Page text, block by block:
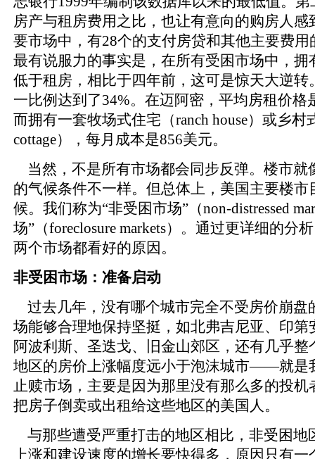
房产与租房费用之比，也让有意向的购房人感
要市场中，有28个的支付房贷和其他主要费用
最有说服力的事实是，在所有受困市场中，拥
低于租房，相比于四年前，这可是惊天大逆转
一比例达到了34%。在迈阿密，平均房租价格
而拥有一套牧场式住宅（ranch house）或乡村
cottage），每月成本是856美元。
当然，不是所有市场都会同步反弹。楼市就
的气候条件不一样。但总体上，美国主要楼市
候。我们称为“非受困市场”（non-distressed
场”（foreclosure markets）。通过更详细的分
两个市场都看好的原因。
非受困市场：准备启动
过去几年，没有哪个城市完全不受房价崩盘
场能够合理地保持坚挺，如北弗吉尼亚、印第
阿波利斯、圣迭戈、旧金山郊区，还有几乎整
地区的房价上涨幅度远小于泡沫城市——就是
止赎市场，主要是因为那里没有那么多的投机
把房子倒卖或出租给这些地区的美国人。
与那些遭受严重打击的地区相比，非受困地
上涨和建设速度的增长要快得多，原因只有